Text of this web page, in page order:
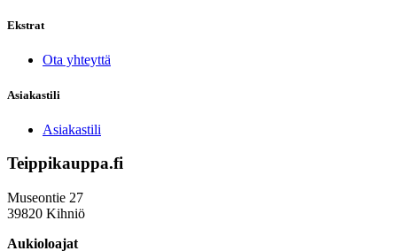
Ekstrat
Ota yhteyttä
Asiakastili
Asiakastili
Teippikauppa.fi
Museontie 27
39820 Kihniö
Aukioloajat